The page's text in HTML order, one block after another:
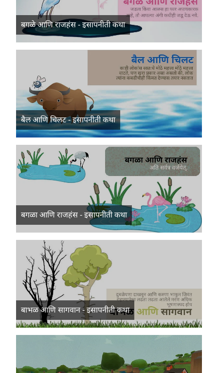
बगळे आणि राजहंस - इसापनीती कथा
बैल आणि चिलट - इसापनीती कथा
बगळा आणि राजहंस - इसापनीती कथा
बाभळ आणि सागवान - इसापनीती कथा